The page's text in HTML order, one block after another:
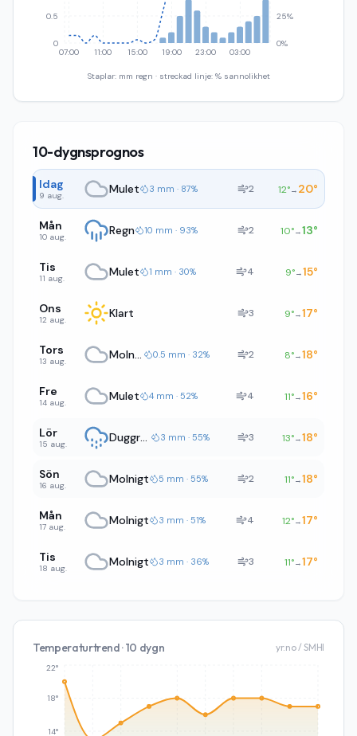
07:00 11:00 15:00 19:00 23:00 03:00
0
0.5
0%
25%
Staplar: mm regn · streckad linje: % sannolikhet
10-dygnsprognos
Idag
9 aug. Mulet 3 mm · 87% 2 12°→ 20°
Mån
10 aug. Regn 10 mm · 93% 2 10°→13°
Tis
11 aug. Mulet 1 mm · 30% 4 9°→15°
Ons
12 aug. Klart 3 9°→17°
Tors
13 aug. Molnigt 0.5 mm · 32% 2 8°→18°
Fre
14 aug. Mulet 4 mm · 52% 4 11°→16°
Lör
15 aug. Duggregn 3 mm · 55% 3 13°→18°
Sön
16 aug. Molnigt 5 mm · 55% 2 11°→18°
Mån
17 aug. Molnigt 3 mm · 51% 4 12°→17°
Tis
18 aug. Molnigt 3 mm · 36% 3 11°→17°
Temperaturtrend · 10 dygn yr.no / SMHI
14°
18°
22°